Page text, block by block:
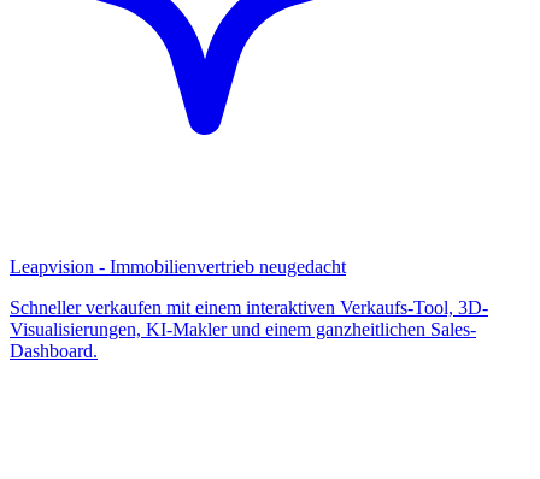
Leapvision - Immobilienvertrieb neugedacht
Schneller verkaufen mit einem interaktiven Verkaufs-Tool, 3D-
Visualisierungen, KI-Makler und einem ganzheitlichen Sales-
Dashboard.